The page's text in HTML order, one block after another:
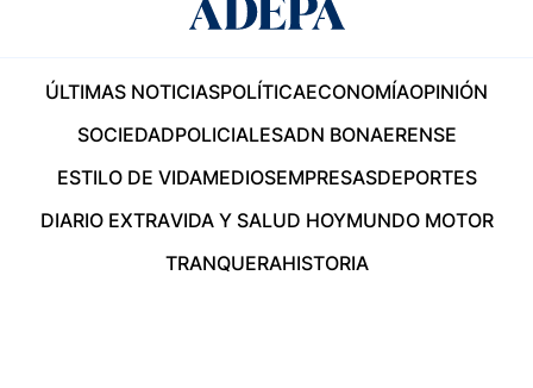
ÚLTIMAS NOTICIASPOLÍTICAECONOMÍAOPINIÓN
SOCIEDADPOLICIALESADN BONAERENSE
ESTILO DE VIDAMEDIOSEMPRESASDEPORTES
DIARIO EXTRAVIDA Y SALUD HOYMUNDO MOTOR
TRANQUERAHISTORIA